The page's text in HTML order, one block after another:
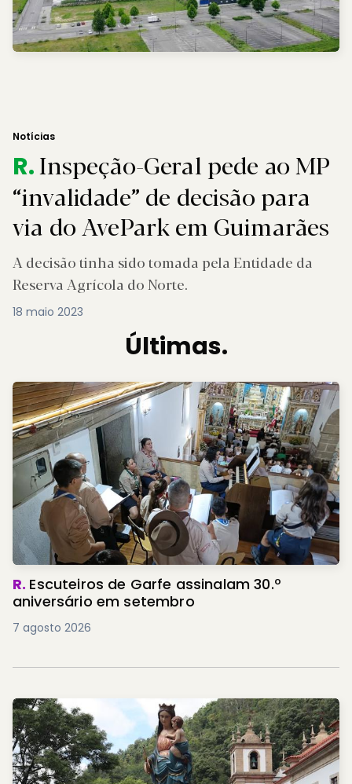
Notícias
R.Inspeção-Geral pede ao MP
“invalidade” de decisão para
via do AvePark em Guimarães
A decisão tinha sido tomada pela Entidade da
Reserva Agrícola do Norte.
18 maio 2023
Últimas.
R. Escuteiros de Garfe assinalam 30.º
aniversário em setembro
7 agosto 2026